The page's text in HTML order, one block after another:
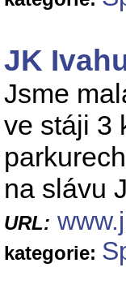
JK
Jsme
ve stáji 3
na slávu
URL:
kategorie: